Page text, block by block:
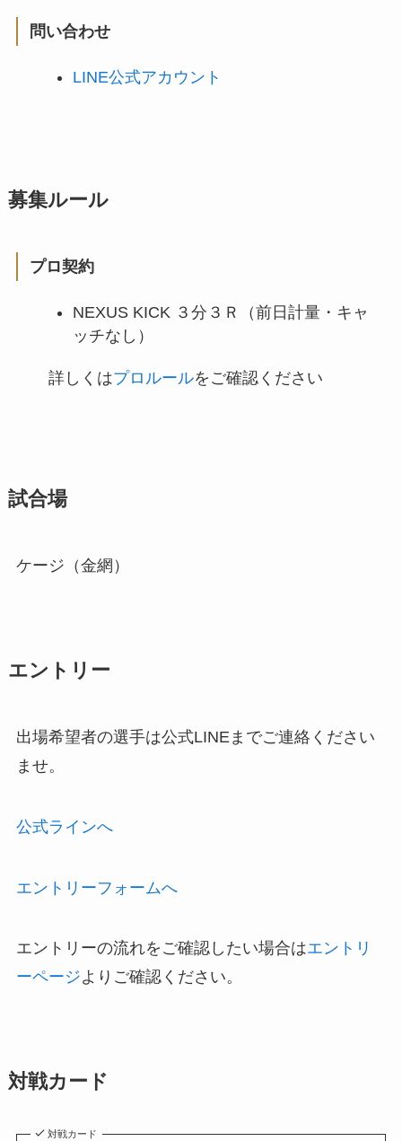
問い合わせ
LINE公式アカウント
募集ルール
プロ契約
NEXUS KICK ３分３Ｒ（前日計量・キャ
ッチなし）
詳しくはプロルールをご確認ください
試合場
ケージ（金網）
エントリー
出場希望者の選手は公式LINEまでご連絡ください
ませ。
公式ラインへ
エントリーフォームへ
エントリーの流れをご確認したい場合はエントリ
ーページよりご確認ください。
対戦カード
対戦カード